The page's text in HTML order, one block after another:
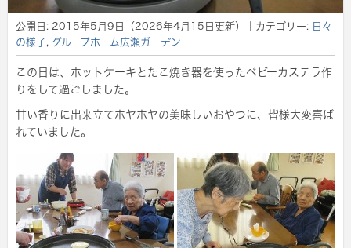
公開日: 2015年5月9日 （2026年4月15日更新） ｜カテゴリー: 日々
の様子, グループホーム広瀬ガーデン
この日は、ホットケーキとたこ焼き器を使ったベビーカステラ作
りをして過ごしました。
甘い香りに出来立てホヤホヤの美味しいおやつに、皆様大変喜ば
れていました。